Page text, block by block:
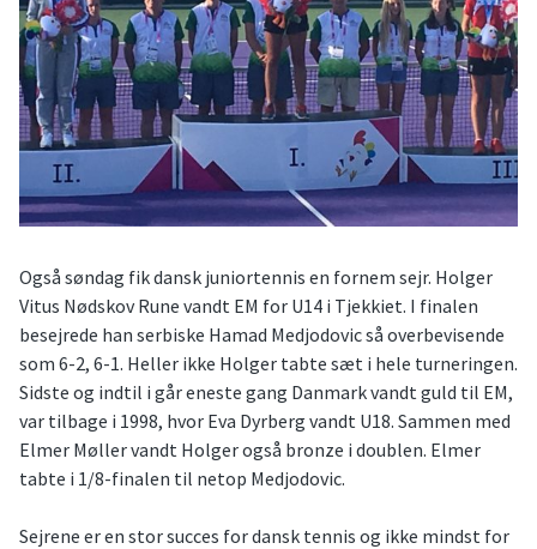
Også søndag fik dansk juniortennis en fornem sejr. Holger
Vitus Nødskov Rune vandt EM for U14 i Tjekkiet. I finalen
besejrede han serbiske Hamad Medjodovic så overbevisende
som 6-2, 6-1. Heller ikke Holger tabte sæt i hele turneringen.
Sidste og indtil i går eneste gang Danmark vandt guld til EM,
var tilbage i 1998, hvor Eva Dyrberg vandt U18. Sammen med
Elmer Møller vandt Holger også bronze i doublen. Elmer
tabte i 1/8-finalen til netop Medjodovic.
Sejrene er en stor succes for dansk tennis og ikke mindst for